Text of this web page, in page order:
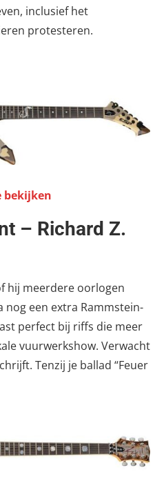
inclusief het
protesteren.
bekijken
– Richard Z.
hij meerdere oorlogen
nog een extra Rammstein-
perfect bij riffs die meer
vuurwerkshow. Verwacht
Tenzij je ballad “Feuer